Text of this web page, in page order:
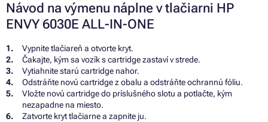
Návod na výmenu náplne v tlačiarni HP
ENVY 6030E ALL-IN-ONE
Vypnite tlačiareň a otvorte kryt.
Čakajte, kým sa vozík s cartridge zastaví v strede.
Vytiahnite starú cartridge nahor.
Odstráňte novú cartridge z obalu a odstráňte ochrannú fóliu.
Vložte novú cartridge do príslušného slotu a potlačte, kým
nezapadne na miesto.
Zatvorte kryt tlačiarne a zapnite ju.